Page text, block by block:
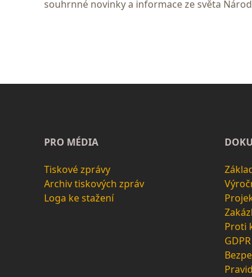
souhrnné novinky a informace ze světa
PRO MÉDIA
Tiskové zprávy
Archiv tiskových zpráv
Loga ke stažení
Proti
GDPR